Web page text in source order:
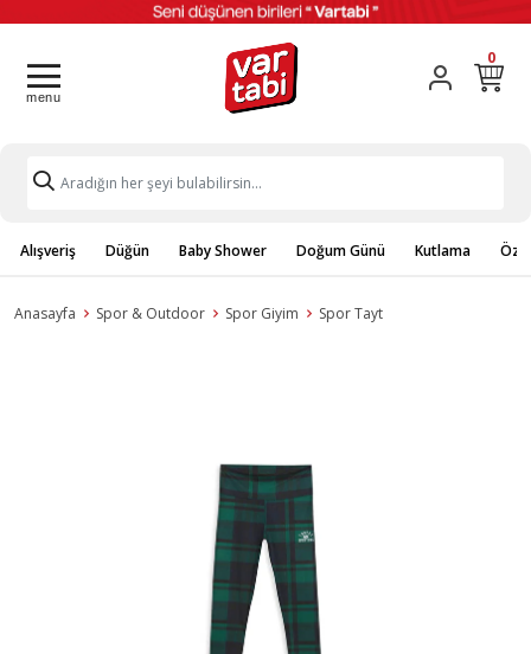
0
Alışveriş Düğün Baby Shower Doğum Günü Kutlama
Anasayfa Spor & Outdoor Spor Giyim Spor Tayt